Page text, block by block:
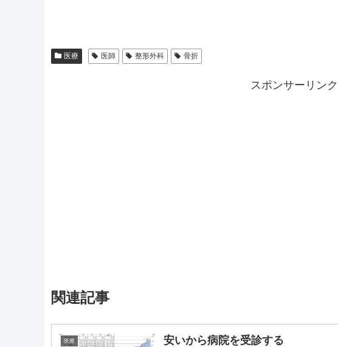
医療 医師 整形外科 骨折
スポンサーリンク
関連記事
医療 安いから病院を受診する